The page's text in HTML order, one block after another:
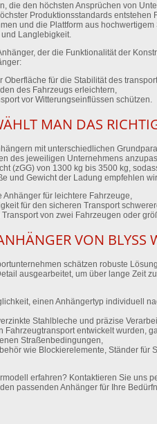
die den höchsten Ansprüchen von
Produktionsstandards entstehen
und die Plattform aus
Langlebigkeit.
der die Funktionalität der
Oberfläche für die Stabilität des
des Fahrzeugs erleichtern,
vor Witterungseinflüssen schützen.
MAN DAS
mit unterschiedlichen
des jeweiligen Unternehmens
(zGG) von 1300 kg bis 3500 kg,
und Gewicht der Ladung empfehlen
für leichtere Fahrzeuge,
für den sicheren Transport
von zwei Fahrzeugen oder
VON BLYSS
schätzen robuste
ausgearbeitet, um über lange Zeit
einen Anhängertyp individuell
Stahlbleche und präzise
Fahrzeugtransport entwickelt wurden,
Straßenbedingungen,
wie Blockierelemente, Ständer für
erfahren? Kontaktieren Sie uns
passenden Anhänger für Ihre